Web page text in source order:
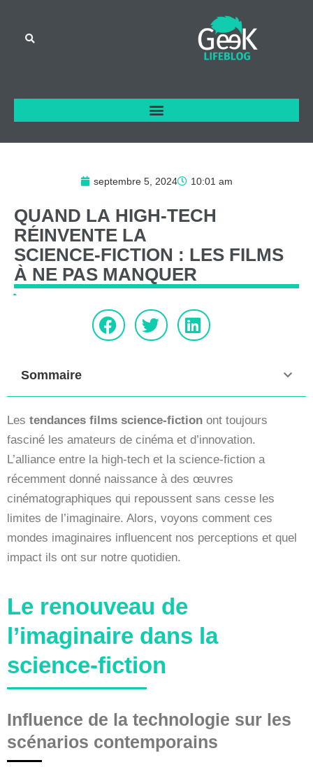
septembre 5, 2024 10:01 am
QUAND LA HIGH-TECH
RÉINVENTE LA
SCIENCE-FICTION : LES FILMS
À NE PAS MANQUER
Sommaire
Les tendances films science-fiction ont toujours
fasciné les amateurs de cinéma et d’innovation.
L’alliance entre la high-tech et la science-fiction a
récemment donné naissance à des œuvres
cinématographiques qui repoussent sans cesse les
limites de l’imaginaire. Alors, voyons comment ces
mondes imaginaires influencent nos perceptions et quel
impact ils ont sur notre quotidien.
Le renouveau de
l’imaginaire dans la
science-fiction
Influence de la technologie sur les
scénarios contemporains